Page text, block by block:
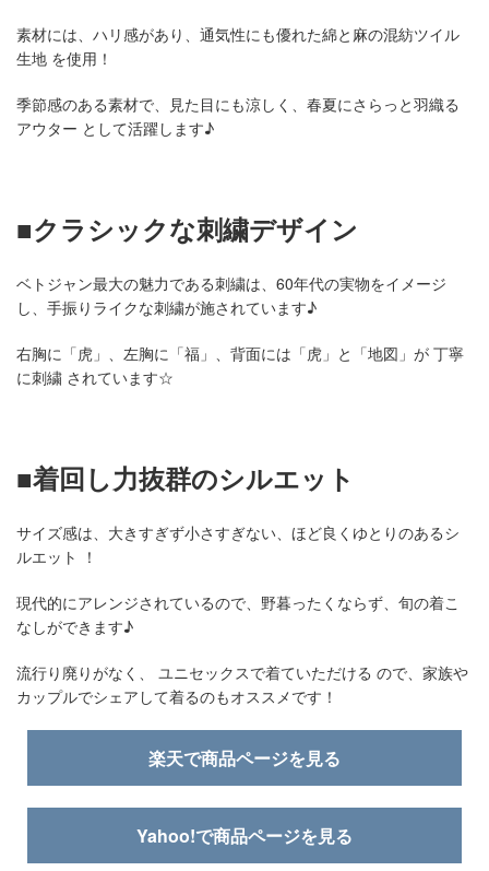
素材には、ハリ感があり、通気性にも優れた綿と麻の混紡ツイル
生地 を使用！
季節感のある素材で、見た目にも涼しく、春夏にさらっと羽織る
アウター として活躍します♪
■クラシックな刺繍デザイン
ベトジャン最大の魅力である刺繍は、60年代の実物をイメージ
し、手振りライクな刺繍が施されています♪
右胸に「虎」、左胸に「福」、背面には「虎」と「地図」が 丁寧
に刺繍 されています☆
■着回し力抜群のシルエット
サイズ感は、大きすぎず小さすぎない、ほど良くゆとりのあるシ
ルエット ！
現代的にアレンジされているので、野暮ったくならず、旬の着こ
なしができます♪
流行り廃りがなく、 ユニセックスで着ていただける ので、家族や
カップルでシェアして着るのもオススメです！
楽天で商品ページを見る
Yahoo!で商品ページを見る